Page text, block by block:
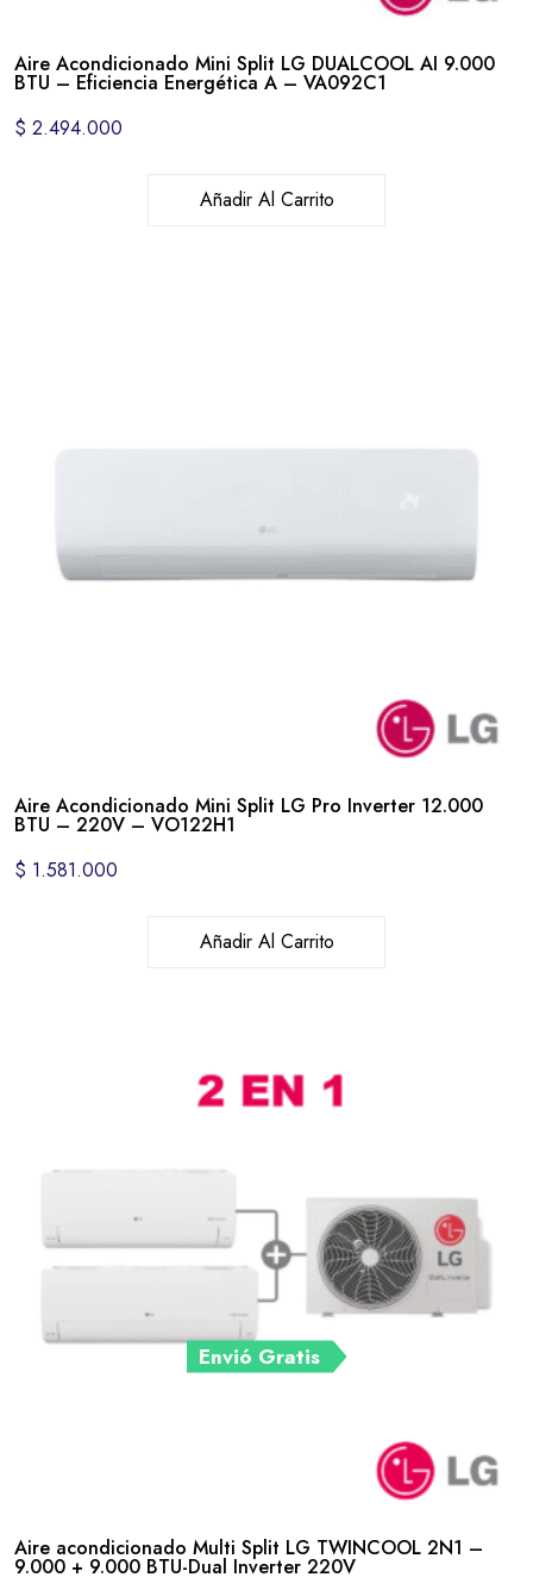
Aire Acondicionado Mini Split LG DUALCOOL AI 9.000
BTU – Eficiencia Energética A – VA092C1
$ 2.494.000
Añadir Al Carrito
Aire Acondicionado Mini Split LG Pro Inverter 12.000
BTU – 220V – VO122H1
$ 1.581.000
Añadir Al Carrito
Envió Gratis
Aire acondicionado Multi Split LG TWINCOOL 2N1 –
9.000 + 9.000 BTU-Dual Inverter 220V